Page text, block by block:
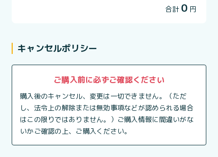
合計 0 円
キャンセルポリシー
ご購入前に必ずご確認ください
購入後のキャンセル、変更は一切できません。（ただ
し、法令上の解除または無効事項などが認められる場合
はこの限りではありません。）ご購入情報に間違いがな
いかご確認の上、ご購入ください。